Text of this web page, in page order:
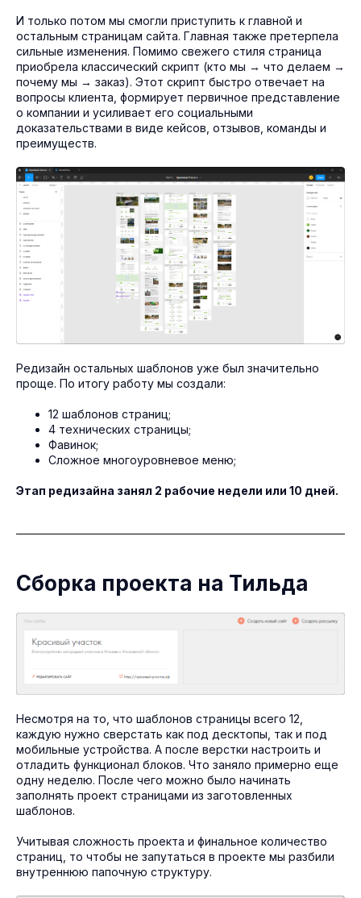
И только потом мы смогли приступить к главной и
остальным страницам сайта. Главная также претерпела
сильные изменения. Помимо свежего стиля страница
приобрела классический скрипт (кто мы → что делаем →
почему мы → заказ). Этот скрипт быстро отвечает на
вопросы клиента, формирует первичное представление
о компании и усиливает его социальными
доказательствами в виде кейсов, отзывов, команды и
преимуществ.
Редизайн остальных шаблонов уже был значительно
проще. По итогу работу мы создали:
12 шаблонов страниц;
4 технических страницы;
Фавинок;
Сложное многоуровневое меню;
Этап редизайна занял 2 рабочие недели или 10 дней.
Сборка проекта на Тильда
Несмотря на то, что шаблонов страницы всего 12,
каждую нужно сверстать как под десктопы, так и под
мобильные устройства. А после верстки настроить и
отладить функционал блоков. Что заняло примерно еще
одну неделю. После чего можно было начинать
заполнять проект страницами из заготовленных
шаблонов.
Учитывая сложность проекта и финальное количество
страниц, то чтобы не запутаться в проекте мы разбили
внутреннюю папочную структуру.